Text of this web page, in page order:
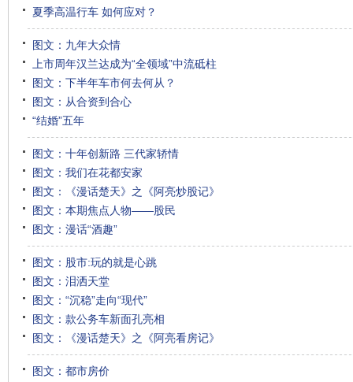
夏季高温行车 如何应对？
图文：九年大众情
上市周年汉兰达成为“全领域”中流砥柱
图文：下半年车市何去何从？
图文：从合资到合心
“结婚”五年
图文：十年创新路 三代家轿情
图文：我们在花都安家
图文：《漫话楚天》之《阿亮炒股记》
图文：本期焦点人物——股民
图文：漫话“酒趣”
图文：股市:玩的就是心跳
图文：泪洒天堂
图文：“沉稳”走向“现代”
图文：款公务车新面孔亮相
图文：《漫话楚天》之《阿亮看房记》
图文：都市房价